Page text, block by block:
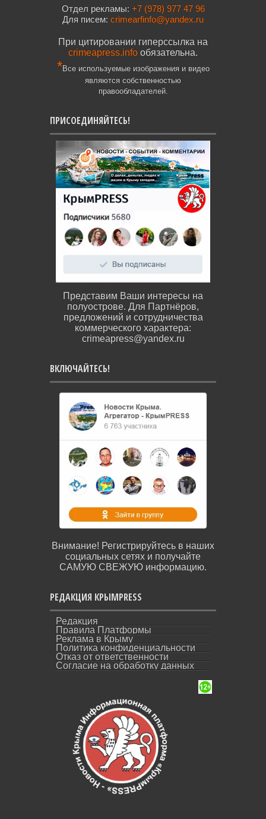
Отдел рекламы: +7 (978) 977 47 96
Для писем: crimearfinfo@yandex.ru
При цитировании гиперссылка на
crimeapress.info обязательна.
*Все используемые изображения и видео
являются собственностью
правообладателей.
ПРИСОЕДИНЯЙТЕСЬ!
Представим Ваши интересы на
полуострове. Для Партнёров,
предложений и сотрудничества
коммерческого характера:
crimeapress@yandex.ru
ВКЛЮЧАЙТЕСЬ!
Внимание! Регистрируйтесь в наших
социальных сетях и получайте
САМУЮ СВЕЖУЮ информацию.
РЕДАКЦИЯ КРЫМPRESS
Редакция
Правила Платформы
Реклама в Крыму
Политика конфиденциальности
Отказ от ответственности
Согласие на обработку данных